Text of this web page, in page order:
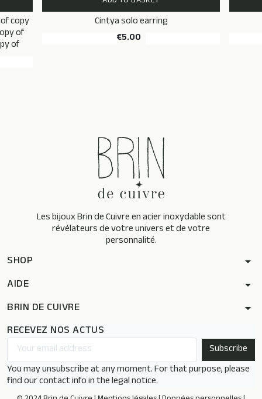
copy
of
of
Cintya solo earring
€5.00
Les bijoux Brin de Cuivre en acier inoxydable sont
révélateurs de votre univers et de votre
personnalité.
SHOP arrow_drop_down
AIDE arrow_drop_down
BRIN DE CUIVRE arrow_drop_down
RECEVEZ NOS ACTUS
You may unsubscribe at any moment. For that purpose, please
find our contact info in the legal notice.